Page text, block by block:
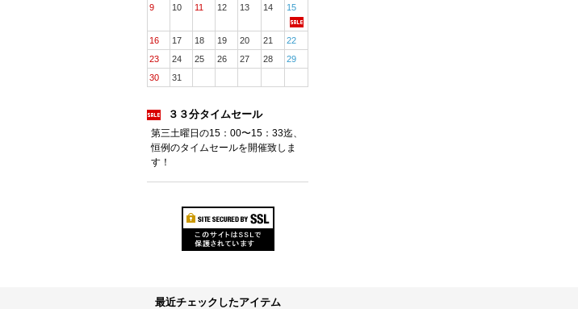
9
10 11 12 13 14 15
16 17 18 19 20 21
22
23
24 25 26 27 28
29
30
31
３３分タイムセール
第三土曜日の15：00〜15：33迄、
恒例のタイムセールを開催致しま
す！
最近チェックしたアイテム